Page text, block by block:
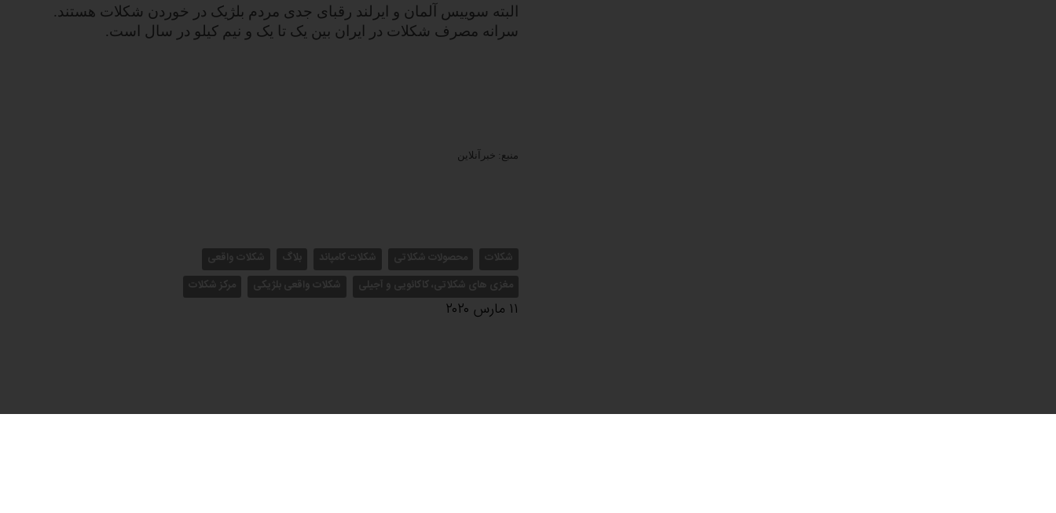
البته سوییس آلمان و ایرلند رقبای جدی مردم بلژیک در خوردن شکلات هستند.
سرانه مصرف شکلات در ایران بین یک تا یک و نیم کیلو در سال است.
منبع: خبرآنلاین
شکلات محصولات شکلاتی شکلات کامپاند بلاگ
شکلات واقعی
مغزی های شکلاتی، کاکائویی و آجیلی
شکلات واقعی بلژیکی مرکز شکلات
۱۱ مارس ۲۰۲۰